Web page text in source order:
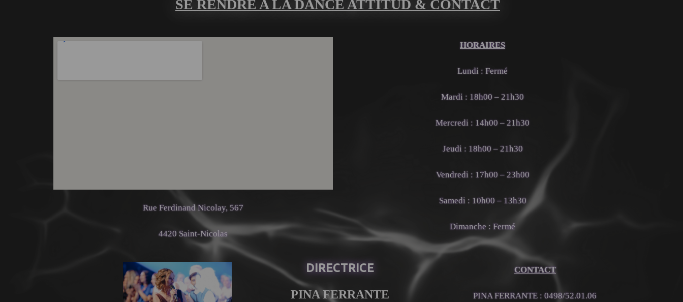
SE RENDRE A LA DANCE ATTITUD & CONTACT
Rue Ferdinand Nicolay, 567
4420 Saint-Nicolas
HORAIRES
Lundi : Fermé
Mardi : 18h00 – 21h30
Mercredi : 14h00 – 21h30
Jeudi : 18h00 – 21h30
Vendredi : 17h00 – 23h00
Samedi : 10h00 – 13h30
Dimanche : Fermé
DIRECTRICE
PINA FERRANTE
CONTACT
PINA FERRANTE : 0498/52.01.06